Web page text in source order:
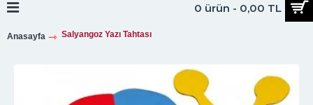
0 ürün - 0,00 TL
Anasayfa Salyangoz Yazı Tahtası